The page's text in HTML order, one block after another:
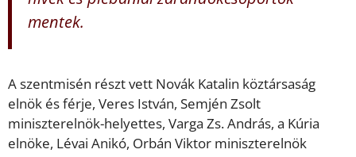
mentek.
A szentmisén részt vett Novák Katalin köztársaság
elnök és férje, Veres István, Semjén Zsolt
miniszterelnök-helyettes, Varga Zs. András, a Kúria
elnöke, Lévai Anikó, Orbán Viktor miniszterelnök